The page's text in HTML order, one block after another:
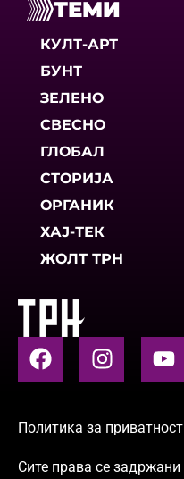
ТЕМИ
КУЛТ-АРТ
БУНТ
ЗЕЛЕНО
СВЕСНО
ГЛОБАЛ
СТОРИЈА
ОРГАНИК
ХАЈ-ТЕК
ЖОЛТ ТРН
Политика за приватност
Сите права се